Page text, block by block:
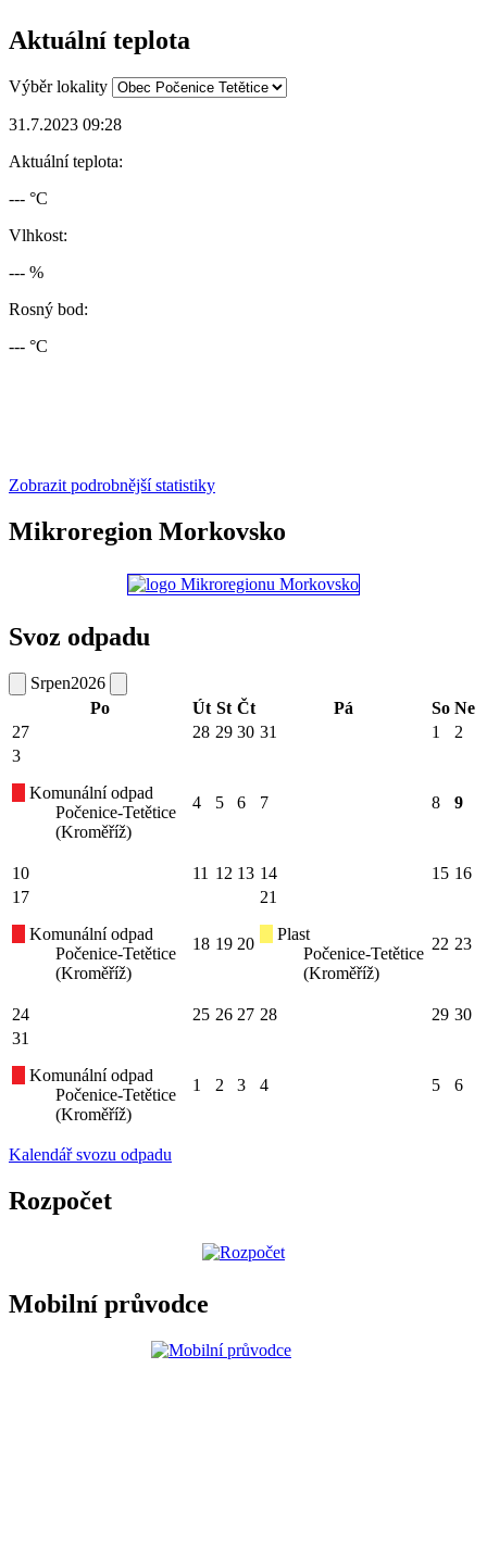
Aktuální teplota
Výběr lokality
31.7.2023 09:28
Aktuální teplota:
--- °C
Vlhkost:
--- %
Rosný bod:
--- °C
Zobrazit podrobnější statistiky
Mikroregion Morkovsko
Svoz odpadu
Srpen2026
Po
Út St Čt Pá So Ne
27
28 29 30 31 1
2
3
Komunální odpad
Počenice-Tetětice
(Kroměříž)
4 5 6 7 8 9
10 11 12 13 14 15 16
17
Komunální odpad
Počenice-Tetětice
(Kroměříž)
18 19 20
21
Plast
Počenice-Tetětice
(Kroměříž)
22 23
24 25 26 27 28 29 30
31
Komunální odpad
Počenice-Tetětice
(Kroměříž)
1 2 3 4 5 6
Kalendář svozu odpadu
Rozpočet
Mobilní průvodce